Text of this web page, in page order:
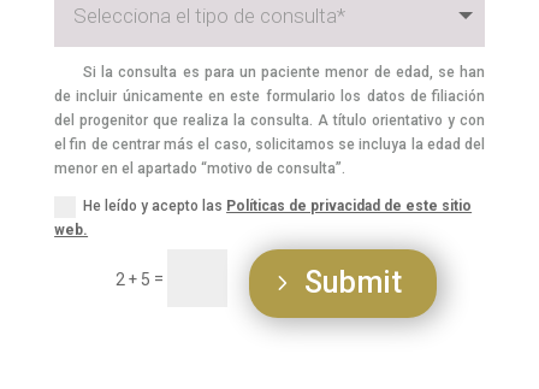
Si la consulta es para un paciente menor de edad, se han
de incluir únicamente en este formulario los datos de filiación
del progenitor que realiza la consulta. A título orientativo y con
el fin de centrar más el caso, solicitamos se incluya la edad del
menor en el apartado “motivo de consulta”.
He leído y acepto las Políticas de privacidad de este sitio
web.
2 + 5 = Submit